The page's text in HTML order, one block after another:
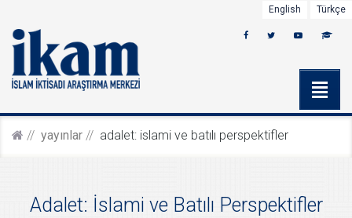
English Türkçe
yayinlar adalet: i̇slami ve batılı perspektifler
Adalet: İslami ve Batılı Perspektifler